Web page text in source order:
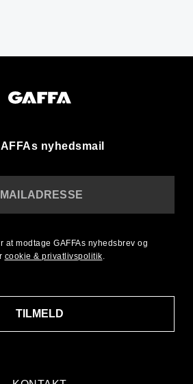
nyhedsmail
TILMELD
at modtage GAFFAs nyhedsbrev og
cookie & privatlivspolitik.